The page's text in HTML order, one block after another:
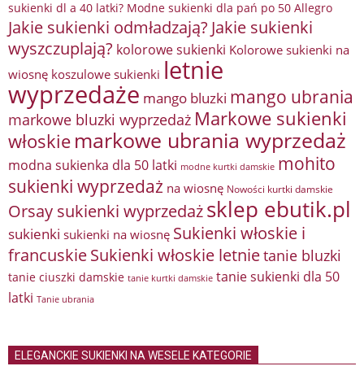
sukienki dl a 40 latki? Modne sukienki dla pań po 50 Allegro
Jakie sukienki odmładzają? Jakie sukienki
wyszczuplają? kolorowe sukienki Kolorowe sukienki na
wiosnę koszulowe sukienki letnie
wyprzedaże mango bluzki mango ubrania
markowe bluzki wyprzedaż Markowe sukienki
włoskie markowe ubrania wyprzedaż
modna sukienka dla 50 latki modne kurtki damskie mohito
sukienki wyprzedaż na wiosnę Nowości kurtki damskie
Orsay sukienki wyprzedażsklep ebutik.pl
sukienki sukienki na wiosnę Sukienki włoskie i
francuskieSukienki włoskie letnietanie bluzki
tanie ciuszki damskie tanie kurtki damskie tanie sukienki dla 50
latki Tanie ubrania
ELEGANCKIE SUKIENKI NA WESELE KATEGORIE